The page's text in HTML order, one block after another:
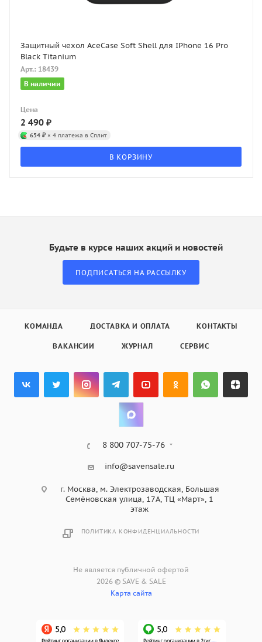
Защитный чехол AceCase Soft Shell для IPhone 16 Pro
Black Titanium
Арт.: 18439
В наличии
Цена
2 490 ₽
654 ₽ × 4 платежа в Сплит
В КОРЗИНУ
Будьте в курсе наших акций и новостей
ПОДПИСАТЬСЯ НА РАССЫЛКУ
КОМАНДА ДОСТАВКА И ОПЛАТА КОНТАКТЫ
ВАКАНСИИ ЖУРНАЛ СЕРВИС
8 800 707-75-76
info@savensale.ru
г. Москва, м. Электрозаводская, Большая
Семёновская улица, 17А, ТЦ «Март», 1
этаж
ПОЛИТИКА КОНФИДЕНЦИАЛЬНОСТИ
Не является публичной офертой
2026 © SAVE & SALE
Карта сайта